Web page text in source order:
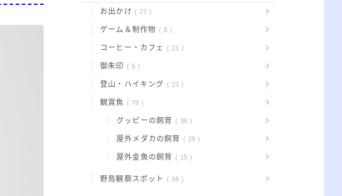
お出かけ 27
ゲーム＆制作物 8
コーヒー・カフェ 21
御朱印 6
登山・ハイキング 23
観賞魚 79
グッピーの飼育 36
屋外メダカの飼育 28
屋外金魚の飼育 15
野鳥観察スポット 68